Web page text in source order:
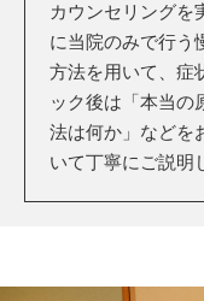
カウンセリングを
に当院のみで行う
方法を用いて、症
ック後は「本当の
法は何か」などを
いて丁寧にご説明